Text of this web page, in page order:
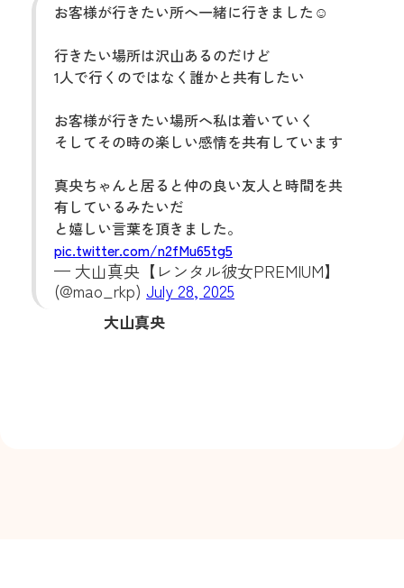
お客様が行きたい所へ一緒に行きました☺️
行きたい場所は沢山あるのだけど
1人で行くのではなく誰かと共有したい
お客様が行きたい場所へ私は着いていく
そしてその時の楽しい感情を共有しています
真央ちゃんと居ると仲の良い友人と時間を共
有しているみたいだ
と嬉しい言葉を頂きました。
pic.twitter.com/n2fMu65tg5
— 大山真央‎【レンタル彼女PREMIUM】
(@mao_rkp) July 28, 2025
大山真央